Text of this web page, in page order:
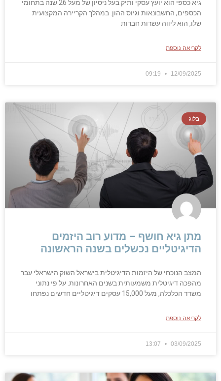
גיא כספי הוא יועץ עסקי ותיק בעל ניסיון של מעל 26 שנה בתחומי
הכספים, החשבונאות וגיוס ההון. במהלך הקריירה המקצועית
שלו, הוא ליווה עשרות חברות
לקריאה נוספת
12/09/2025
בלוג
מתן גיא חושף – מדוע רוב היזמים
הדיגיטליים נכשלים בשנה הראשונה
המצב הנוכחי של היזמות הדיגיטלית בישראל השוק הישראלי עבר
מהפכה דיגיטלית משמעותית בשנים האחרונות. על פי נתוני
משרד הכלכלה, מעל 15,000 עסקים דיגיטליים חדשים נפתחו
לקריאה נוספת
03/09/2025